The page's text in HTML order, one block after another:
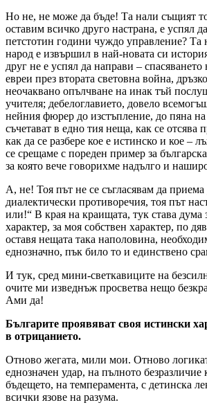
Но не, не може да бъде! Та нали същият
оставим всичко друго настрана, е успял
петстотин години чуждо управление? Та
народ е извършил в най-новата си
друг не е успял да направи – спасяването
евреи през втората световна война,
неочаквано опълчване на инак тъй
учителя; дебелоглавието, довело
нейния фюрер до изстъпление, до пяна на
съчетават в едно тия неща, как се отсява
как да се разбере кое е истинско и кое –
се срещаме с пореден пример за
за която вече говорихме надълго и
А, не! Тоя път не се съгласявам да приема
диалектически противоречия, тоя път
или!“ В края на краищата, тук става дума
характер, за моя собствен характер, по
оставя нещата така наполовина,
еднозначно, пък било то и единствено
И тук, сред мини-светкавиците на
очите ми изведнъж просветва нещо
Ами да!
Българите проявяват своя истински
в отрицанието.
Отново жегата, мили мои. Отново
еднозначен удар, на пълното безразличие
бъдещето, на темперамента, с детинска
всички язове на разума.